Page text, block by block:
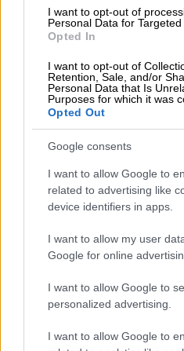
I want to opt-out of
Personal Data for
Opted In
I want to opt-out of
Retention, Sale, and/or
Personal Data that Is
Purposes for which it was
Opted Out
Google consents
I want to allow Google to
related to advertising like
device identifiers in apps.
I want to allow my user
Google for online
I want to allow Google to
personalized advertising.
I want to allow Google to
Με τα ενεργειακά
πόλεμος παίρνει
Περί τις 04:15 (ώρα
βαρελιού Μπρεντ
άνοδο 5,02%, στα
υψηλότερο επίπεδο
αμερικανικής
αυξανόταν παράλληλα
δολάρια.